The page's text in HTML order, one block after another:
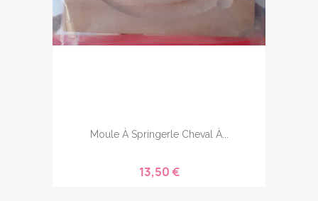
Moule À Springerle Cheval À...
13,50 €